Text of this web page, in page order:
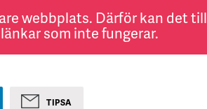
webbplats. Därför kan det till
som inte fungerar.
TIPSA